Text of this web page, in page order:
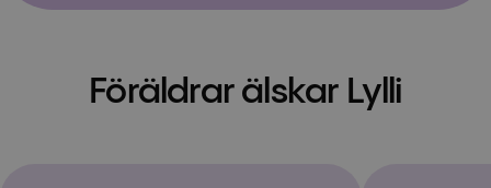
Föräldrar älskar Lylli